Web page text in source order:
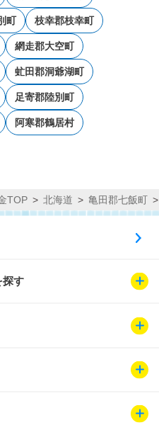
町 枝幸郡枝幸町
網走郡大空町
虻田郡洞爺湖町
足寄郡陸別町
阿寒郡鶴居村
TOP 北海道 亀田郡七飯町
探す